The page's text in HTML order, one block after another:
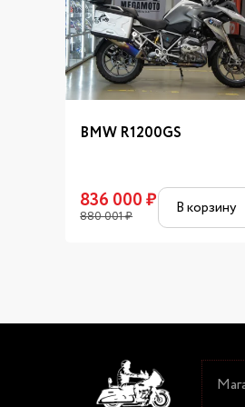
BMW R1200GS
836 000₽
880 001₽ В корзину